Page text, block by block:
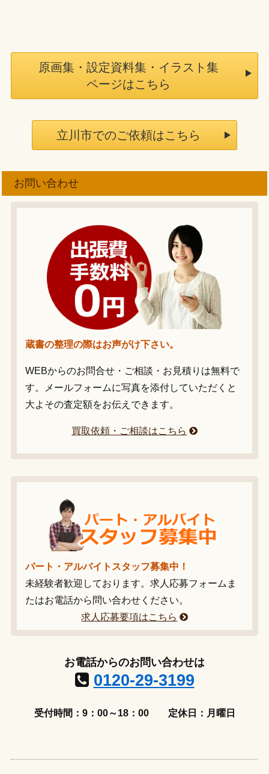
原画集・設定資料集・イラスト集
ページはこちら
立川市でのご依頼はこちら
お問い合わせ
蔵書の整理の際はお声がけ下さい。
WEBからのお問合せ・ご相談・お見積りは無料で
す。メールフォームに写真を添付していただくと
大よその査定額をお伝えできます。
買取依頼・ご相談はこちら
パート・アルバイトスタッフ募集中！
未経験者歓迎しております。求人応募フォームま
たはお電話から問い合わせください。
求人応募要項はこちら
お電話からのお問い合わせは
0120-29-3199
受付時間：9：00～18：00 定休日：月曜日